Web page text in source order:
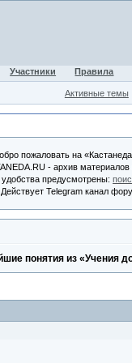
Участники Правила
Активные темы
пожаловать на
- архив
предусмотрены:
Действует Telegram канал
понятия из «Учения